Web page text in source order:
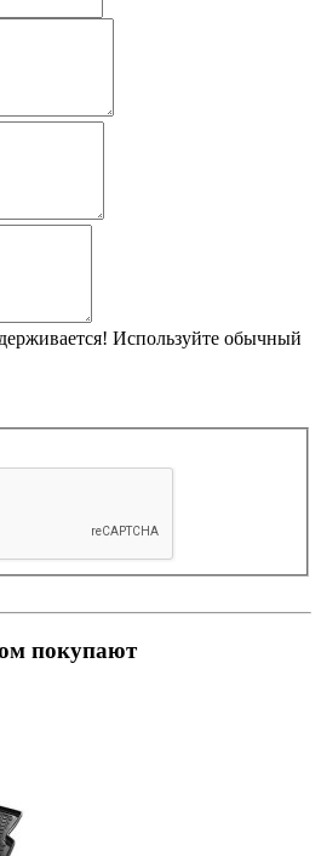
Используйте обычный
покупают